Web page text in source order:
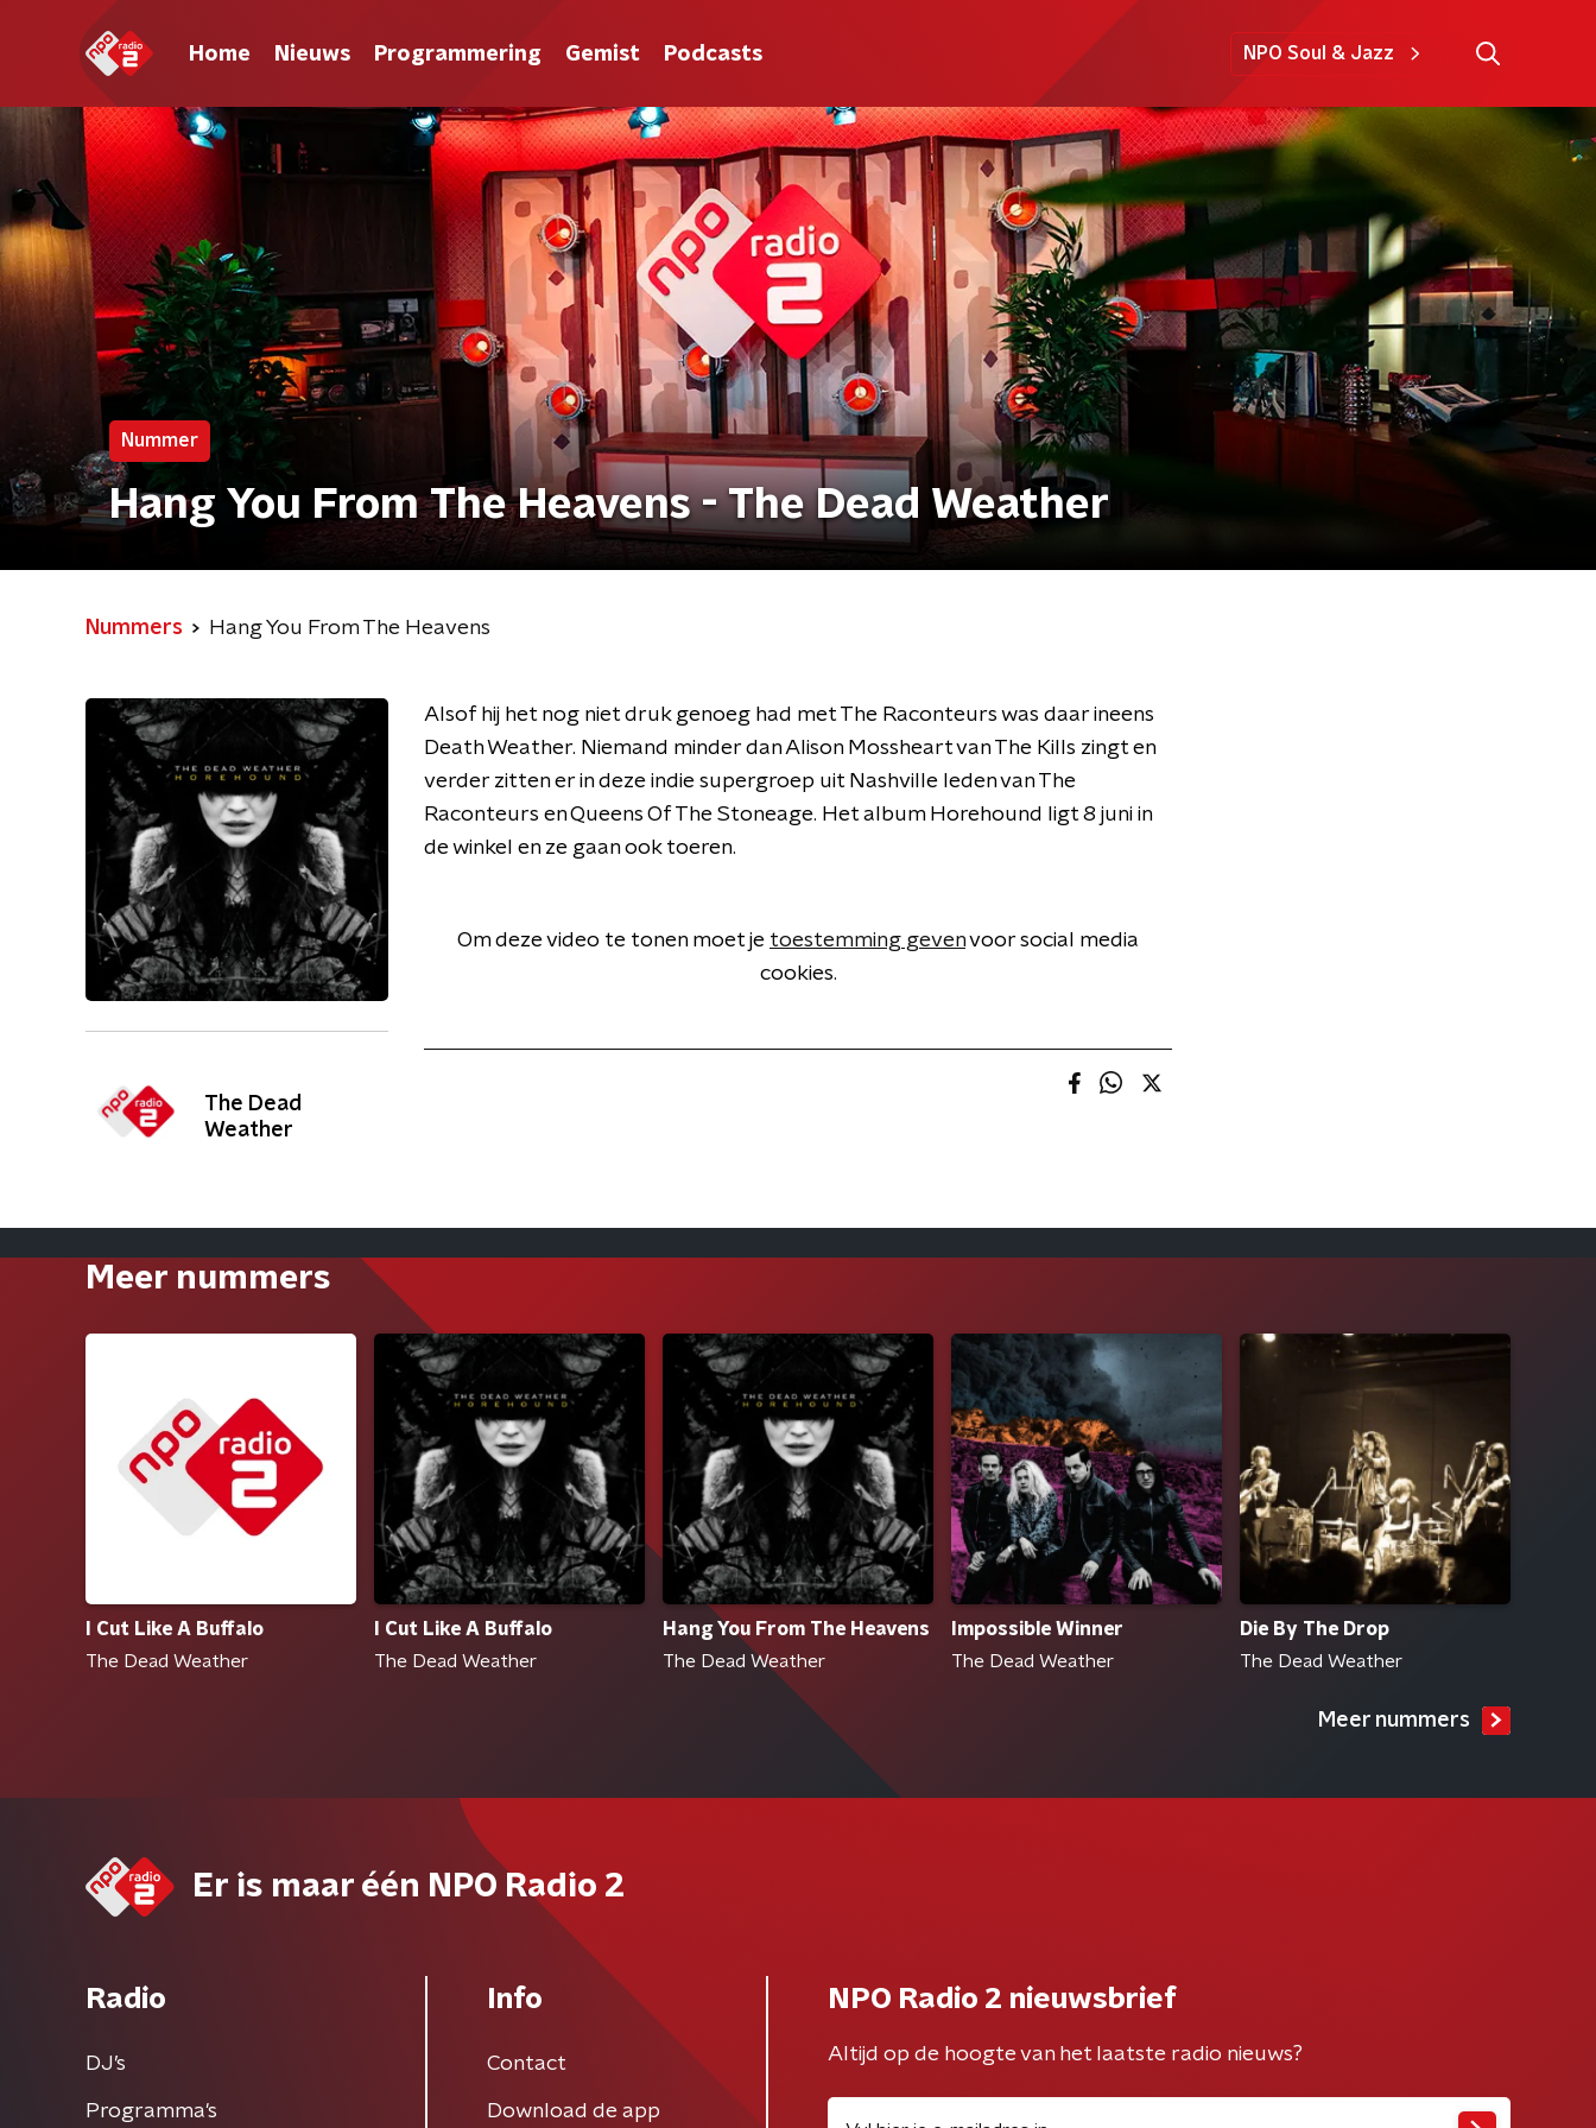
Home Nieuws Programmering Gemist Podcasts NPO Soul & Jazz
Nummer
Hang You From The Heavens - The Dead Weather
Nummers Hang You From The Heavens
The Dead
Weather
Alsof hij het nog niet druk genoeg had met The Raconteurs was daar ineens
Death Weather. Niemand minder dan Alison Mossheart van The Kills zingt en
verder zitten er in deze indie supergroep uit Nashville leden van The
Raconteurs en Queens Of The Stoneage. Het album Horehound ligt 8 juni in
de winkel en ze gaan ook toeren.
Om deze video te tonen moet je toestemming gevenvoor social media
cookies.
Meer nummers
I Cut Like A Buffalo
The Dead Weather
I Cut Like A Buffalo
The Dead Weather
Hang You From The Heavens
The Dead Weather
Impossible Winner
The Dead Weather
Die By The Drop
The Dead Weather
Meer nummers
Er is maar één NPO Radio 2
Radio
DJ’s
Programma's
Info
Contact
Download de app
NPO Radio 2 nieuwsbrief
Altijd op de hoogte van het laatste radio nieuws?